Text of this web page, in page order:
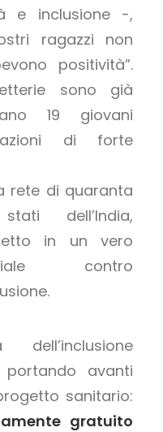
e inclusione -,
ragazzi non
positività”.
sono già
19 giovani
di forte
rete di quaranta
dell’India,
in un vero
contro
portando avanti
sanitario:
gratuito